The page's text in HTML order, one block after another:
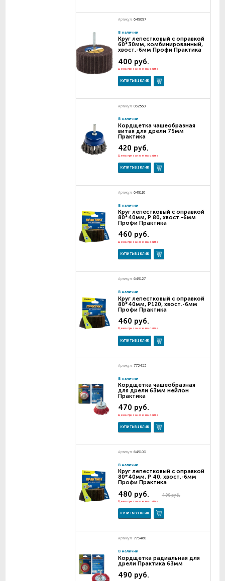
Артикул: 649097
В наличии
Круг лепестковый с оправкой
60*30мм, комбинированный,
хвост.-6мм Профи Практика
400 руб.
Цена при заказе на сайте
КУПИТЬ В 1 КЛИК
Артикул: 032560
В наличии
Кордщетка чашеобразная
витая для дрели 75мм
Практика
420 руб.
Цена при заказе на сайте
КУПИТЬ В 1 КЛИК
Артикул: 649110
В наличии
Круг лепестковый с оправкой
80*40мм, P 80, хвост.-6мм
Профи Практика
460 руб.
Цена при заказе на сайте
КУПИТЬ В 1 КЛИК
Артикул: 649127
В наличии
Круг лепестковый с оправкой
80*40мм, P120, хвост.-6мм
Профи Практика
460 руб.
Цена при заказе на сайте
КУПИТЬ В 1 КЛИК
Артикул: 773453
В наличии
Кордщетка чашеобразная
для дрели 63мм нейлон
Практика
470 руб.
Цена при заказе на сайте
КУПИТЬ В 1 КЛИК
Артикул: 649103
В наличии
Круг лепестковый с оправкой
80*40мм, P 40, хвост.-6мм
Профи Практика
490 руб.
480 руб.
Цена при заказе на сайте
КУПИТЬ В 1 КЛИК
Артикул: 773460
В наличии
Кордщетка радиальная для
дрели Практика 63мм
490 руб.